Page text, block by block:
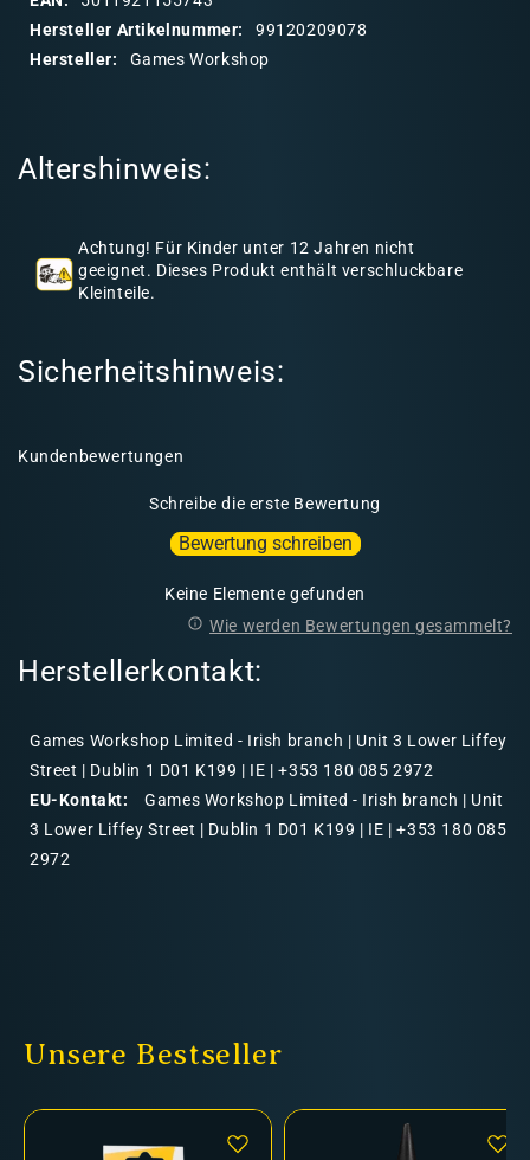
n
Hersteller Artikelnummer:
99120209078
Hersteller:
Games Workshop
Altershinweis:
Achtung! Für Kinder unter 12 Jahren nicht
geeignet. Dieses Produkt enthält verschluckbare
Kleinteile.
Sicherheitshinweis:
Kundenbewertungen
Schreibe die erste Bewertung
Bewertung schreiben
Keine Elemente gefunden
Wie werden Bewertungen gesammelt?
Herstellerkontakt:
Games Workshop Limited - Irish branch | Unit 3 Lower Liffey
Street | Dublin 1 D01 K199 | IE | +353 180 085 2972
EU-Kontakt:
Games Workshop Limited - Irish branch | Unit
3 Lower Liffey Street | Dublin 1 D01 K199 | IE | +353 180 085
2972
Unsere Bestseller